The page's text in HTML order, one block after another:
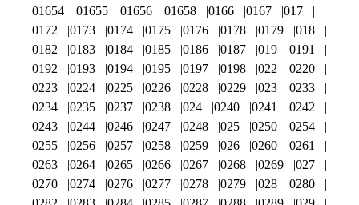
01654
01655 01656 01658 0166 0167
017
0172
0173 0174 0175 0176 0178 0179
018
0182
0183 0184 0185 0186 0187 019
0191
0192
0193 0194 0195 0197 0198 022
0220
0223
0224 0225 0226 0228 0229 023
0233
0234
0235 0237 0238 024 0240 0241
0242
0243
0244 0246 0247 0248 025 0250
0254
0255
0256 0257 0258 0259 026 0260
0261
0263
0264 0265 0266 0267 0268 0269
027
0270
0274 0276 0277 0278 0279 028
0280